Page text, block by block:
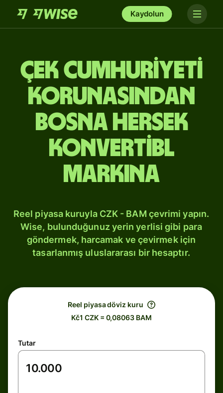
Kaydolun
Çek Cumhuriyeti
korunasından
Bosna Hersek
konvertibl
markına
Reel piyasa kuruyla CZK - BAM çevrimi yapın.
Wise, bulunduğunuz yerin yerlisi gibi para
göndermek, harcamak ve çevirmek için
tasarlanmış uluslararası bir hesaptır.
Reel piyasa döviz kuru
Kč1 CZK = 0,08063 BAM
Tutar